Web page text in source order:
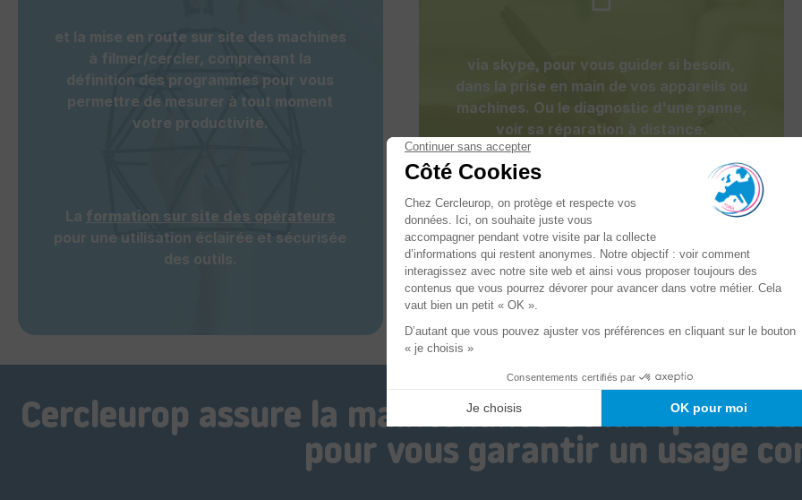
et la mise en route sur site des machines
à filmer/cercler, comprenant la
définition des programmes pour vous
permettre de mesurer à tout moment
votre productivité.
La formation sur site des opérateurs
pour une utilisation éclairée et sécurisée
des outils.
via skype, pour vous guider si besoin,
dans la prise en main de vos appareils ou
machines. Ou le diagnostic d'une panne,
voir sa réparation à distance.
Lamaintenance de votre parc
machines.
Cercleurop assure la maintenance et la
pour vous garantir un usage